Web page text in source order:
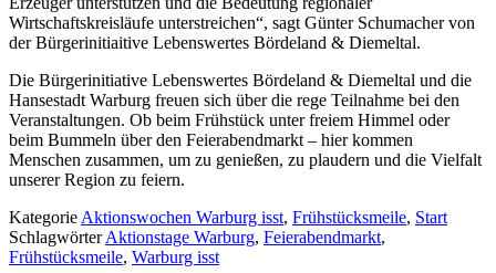
Wirtschaftskreisläufe unterstreichen“, sagt Günter Schumacher von
der Bürgerinitiaitive Lebenswertes Bördeland & Diemeltal.
Die Bürgerinitiative Lebenswertes Bördeland & Diemeltal und die
Hansestadt Warburg freuen sich über die rege Teilnahme bei den
Veranstaltungen. Ob beim Frühstück unter freiem Himmel oder
beim Bummeln über den Feierabendmarkt – hier kommen
Menschen zusammen, um zu genießen, zu plaudern und die Vielfalt
unserer Region zu feiern.
Kategorie Aktionswochen Warburg isst, Frühstücksmeile, Start
SchlagwörterAktionstage Warburg, Feierabendmarkt,
Frühstücksmeile, Warburg isst